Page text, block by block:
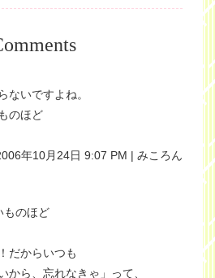
ないですよね。
のほど
年10月24日 9:07 PM | みころん
ものほど
だからいつも
から、忘れなきゃ」って、